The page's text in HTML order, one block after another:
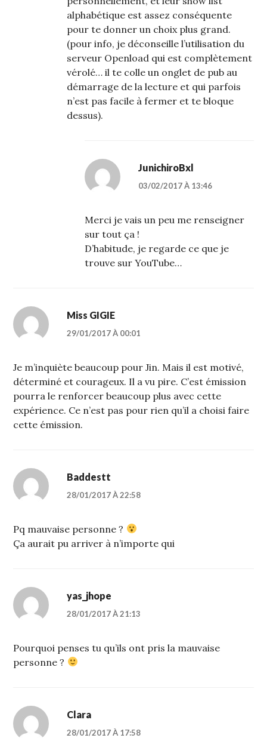
alphabétique est assez conséquente
pour te donner un choix plus grand.
(pour info, je déconseille l’utilisation du
serveur Openload qui est complètement
vérolé… il te colle un onglet de pub au
démarrage de la lecture et qui parfois
n’est pas facile à fermer et te bloque
dessus).
JunichiroBxl
03/02/2017 À 13:46
Merci je vais un peu me renseigner
sur tout ça !
D’habitude, je regarde ce que je
trouve sur YouTube…
Miss GIGIE
29/01/2017 À 00:01
Je m’inquiète beaucoup pour Jin. Mais il est motivé,
déterminé et courageux. Il a vu pire. C’est émission
pourra le renforcer beaucoup plus avec cette
expérience. Ce n’est pas pour rien qu’il a choisi faire
cette émission.
Baddestt
28/01/2017 À 22:58
Pq mauvaise personne ?
Ça aurait pu arriver à n’importe qui
yas_jhope
28/01/2017 À 21:13
Pourquoi penses tu qu’ils ont pris la mauvaise
personne ?
Clara
28/01/2017 À 17:58